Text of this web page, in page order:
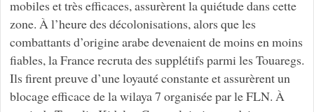
mobiles et très efficaces, assurèrent la quiétude dans cette
zone. À l’heure des décolonisations, alors que les
combattants d’origine arabe devenaient de moins en moins
fiables, la France recruta des supplétifs parmi les Touaregs.
Ils firent preuve d’une loyauté constante et assurèrent un
blocage efficace de la wilaya 7 organisée par le FLN. À